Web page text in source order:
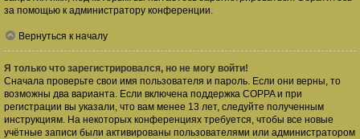
за помощью к администратору конференции.
Вернуться к началу
Я только что зарегистрировался, но не могу войти!
Сначала проверьте свои имя пользователя и пароль. Если они верны, то
возможны два варианта. Если включена поддержка COPPA и при
регистрации вы указали, что вам менее 13 лет, следуйте полученным
инструкциям. На некоторых конференциях требуется, чтобы все новые
учётные записи были активированы пользователями или администратором